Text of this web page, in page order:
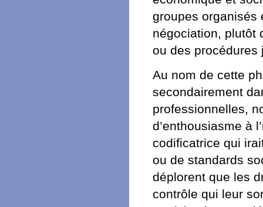
groupes organisés
négociation, plutôt
ou des procédures
Au nom de cette
secondairement
professionnelles,
d’enthousiasme à
codificatrice qui
ou de standards
déplorent que les
contrôle qui leur